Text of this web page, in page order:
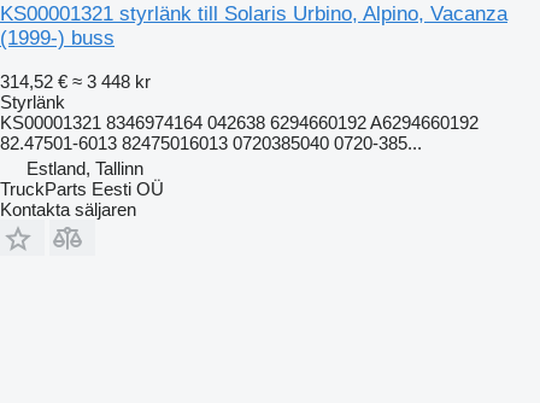
KS00001321 styrlänk till Solaris Urbino, Alpino, Vacanza
(1999-) buss
314,52 € ≈ 3 448 kr
Styrlänk
KS00001321 8346974164 042638 6294660192 A6294660192
82.47501-6013 82475016013 0720385040 0720-385...
Estland, Tallinn
TruckParts Eesti OÜ
Kontakta säljaren